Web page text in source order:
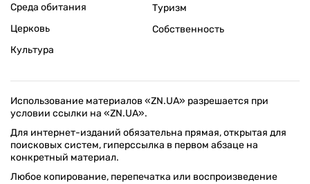
Среда обитания
Церковь
Культура
Туризм
Собственность
Использование материалов «ZN.UA» разрешается при
условии ссылки на «ZN.UA».
Для интернет-изданий обязательна прямая, открытая для
поисковых систем, гиперссылка в первом абзаце на
конкретный материал.
Любое копирование, перепечатка или воспроизведение